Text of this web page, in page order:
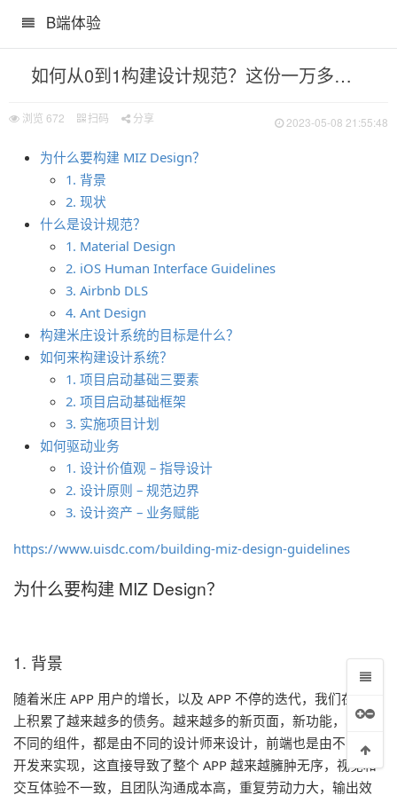
B端体验
如何从0到1构建设计规范？这份一万多字的实战指南肯定用得上
浏览 672 扫码 分享 2023-05-08 21:55:48
为什么要构建 MIZ Design？
1. 背景
2. 现状
什么是设计规范？
1. Material Design
2. iOS Human Interface Guidelines
3. Airbnb DLS
4. Ant Design
构建米庄设计系统的目标是什么？
如何来构建设计系统？
1. 项目启动基础三要素
2. 项目启动基础框架
3. 实施项目计划
如何驱动业务
1. 设计价值观 – 指导设计
2. 设计原则 – 规范边界
3. 设计资产 – 业务赋能
https://www.uisdc.com/building-miz-design-guidelines
为什么要构建 MIZ Design？
1. 背景
随着米庄 APP 用户的增长，以及 APP 不停的迭代，我们在设计
上积累了越来越多的债务。越来越多的新页面，新功能，以及
不同的组件，都是由不同的设计师来设计，前端也是由不同的
开发来实现，这直接导致了整个 APP 越来越臃肿无序，视觉和
交互体验不一致，且团队沟通成本高，重复劳动力大，输出效
定用得上
完整版）